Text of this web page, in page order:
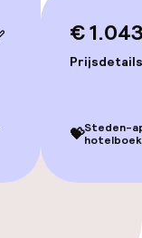
€
Prijsdetails
💝Steden-